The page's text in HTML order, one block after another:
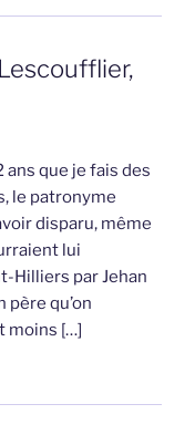
que je fais des
le patronyme
disparu, même
lui
Hilliers par Jehan
qu’on
moins […]